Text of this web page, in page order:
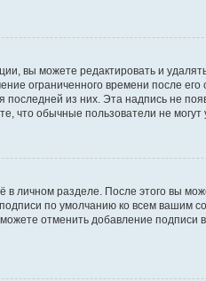
вы можете редактировать и
ограниченного времени после
последней из них. Эта надпись не
что обычные пользователи не
личном разделе. После этого вы
по умолчанию ко всем
отменить добавление